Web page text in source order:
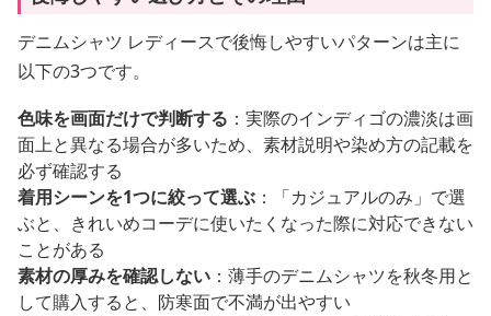
デニムシャツ レディースで後悔しやすいパターンは主に
以下の3つです。
色味を画面だけで判断する ：実際のインディゴの濃淡は画
面上と異なる場合が多いため、素材説明や染め方の記載を
必ず確認する
着用シーンを1つに絞って選ぶ ：「カジュアルのみ」で選
ぶと、きれいめコーデに使いたくなった際に対応できない
ことがある
素材の厚みを確認しない ：薄手のデニムシャツを秋冬用と
して購入すると、防寒面で不満が出やすい